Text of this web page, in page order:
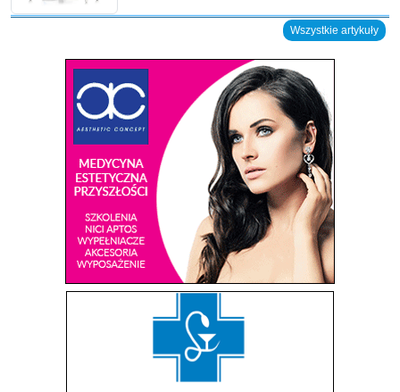
Wszystkie artykuły